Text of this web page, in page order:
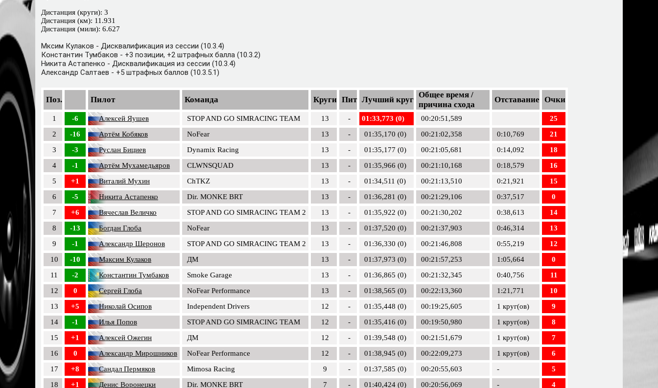
Дистанция (круги): 3
Дистанция (км): 11.931
Дистанция (мили): 6.627
Мксим Кулаков - Дисквалификация из сессии (10.3.4)
Константин Тумбаков - +3 позиции, +2 штрафных балла (10.3.2)
Никита Астапенко - Дисквалификация из сессии (10.3.4)
Александр Салтаев - +5 штрафных баллов (10.3.5.1)
Поз. Пилот Команда Круги Пит Лучший круг
Общее время /
причина схода
Отставание Очки
1 -6 Алексей Яушев STOP AND GO SIMRACING TEAM 13 - 01:33,773 (0) 00:20:51,589
25
2
-16 Артём Кобяков NoFear 13 - 01:35,170 (0) 00:21:02,358 0:10,769
21
3
-3 Руслан Бициев Dynamix Racing 13 - 01:35,177 (0) 00:21:05,681 0:14,092
18
4
-1 Артём Мухамедьяров CLWNSQUAD 13 - 01:35,966 (0) 00:21:10,168 0:18,579
16
5
+1 Виталий Мухин ChTKZ 13 - 01:34,511 (0) 00:21:13,510 0:21,921
15
6
-5 Никита Астапенко Dir. MONKE BRT 13 - 01:36,281 (0) 00:21:29,106 0:37,517
0
7
+6 Вячеслав Величко STOP AND GO SIMRACING TEAM 2 13 - 01:35,922 (0) 00:21:30,202 0:38,613
14
8
-13 Богдан Глоба NoFear 13 - 01:37,520 (0) 00:21:37,903 0:46,314
13
9
-1 Александр Шеронов STOP AND GO SIMRACING TEAM 2 13 - 01:36,330 (0) 00:21:46,808 0:55,219
12
10
-10 Максим Кулаков ДМ 13 - 01:37,973 (0) 00:21:57,253 1:05,664
0
11
-2 Константин Тумбаков Smoke Garage 13 - 01:36,865 (0) 00:21:32,345 0:40,756
11
12
0 Сергей Глоба NoFear Performance 13 - 01:38,565 (0) 00:22:13,360 1:21,771
10
13
+5 Николай Осипов Independent Drivers 12 - 01:35,448 (0) 00:19:25,605 1 круг(ов)
9
14
-1 Илья Попов STOP AND GO SIMRACING TEAM 12 - 01:35,416 (0) 00:19:50,980 1 круг(ов)
8
15
+1 Алексей Ожегин ДМ 12 - 01:39,548 (0) 00:21:51,679 1 круг(ов)
7
16
0 Александр Мирошников NoFear Performance 12 - 01:38,945 (0) 00:22:09,273 1 круг(ов)
6
17
+8 Сандал Пермяков Mimosa Racing 9 - 01:37,585 (0) 00:20:55,603 -
5
18
+1 Денис Воронецки Dir. MONKE BRT 7 - 01:40,424 (0) 00:20:56,069 - 4